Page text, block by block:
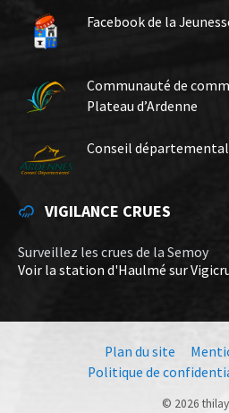
Facebook de la
Communauté de
Plateau d’Ardenne
Conseil départemental
VIGILANCE CRUES
Surveillez les crues de la Semoy
Voir la station d'Haulmé sur
Plan du site
Politique de
© 2026